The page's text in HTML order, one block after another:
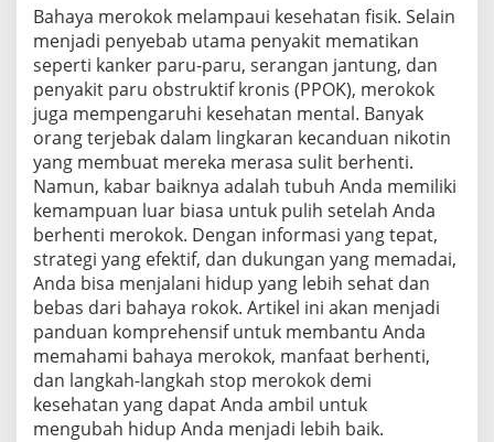
Bahaya merokok melampaui kesehatan fisik. Selain
menjadi penyebab utama penyakit mematikan
seperti kanker paru-paru, serangan jantung, dan
penyakit paru obstruktif kronis (PPOK), merokok
juga mempengaruhi kesehatan mental. Banyak
orang terjebak dalam lingkaran kecanduan nikotin
yang membuat mereka merasa sulit berhenti.
Namun, kabar baiknya adalah tubuh Anda memiliki
kemampuan luar biasa untuk pulih setelah Anda
berhenti merokok. Dengan informasi yang tepat,
strategi yang efektif, dan dukungan yang memadai,
Anda bisa menjalani hidup yang lebih sehat dan
bebas dari bahaya rokok. Artikel ini akan menjadi
panduan komprehensif untuk membantu Anda
memahami bahaya merokok, manfaat berhenti,
dan langkah-langkah stop merokok demi
kesehatan yang dapat Anda ambil untuk
mengubah hidup Anda menjadi lebih baik.